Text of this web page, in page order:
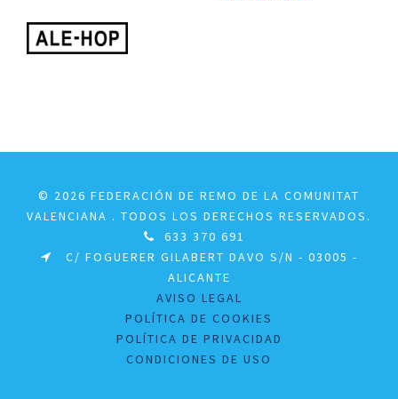
© 2026 FEDERACIÓN DE REMO DE LA COMUNITAT
VALENCIANA . TODOS LOS DERECHOS RESERVADOS.
633 370 691
C/ FOGUERER GILABERT DAVO S/N - 03005 -
ALICANTE
AVISO LEGAL
POLÍTICA DE COOKIES
POLÍTICA DE PRIVACIDAD
CONDICIONES DE USO